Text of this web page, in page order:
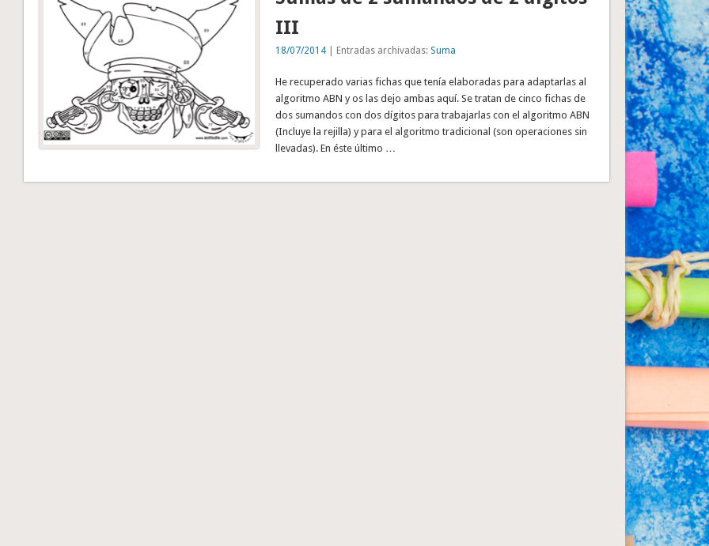
III
18/07/2014| Entradas archivadas: Suma
He recuperado varias fichas que tenía elaboradas para adaptarlas al
algoritmo ABN y os las dejo ambas aquí. Se tratan de cinco fichas de
dos sumandos con dos dígitos para trabajarlas con el algoritmo ABN
(Incluye la rejilla) y para el algoritmo tradicional (son operaciones sin
llevadas). En éste último …